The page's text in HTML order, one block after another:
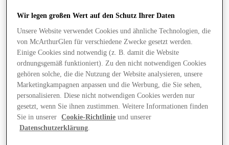
Wir legen großen Wert auf den Schutz Ihrer Daten
Unsere Website verwendet Cookies und ähnliche Technologien, die
von McArthurGlen für verschiedene Zwecke gesetzt werden.
Einige Cookies sind notwendig (z. B. damit die Website
ordnungsgemäß funktioniert). Zu den nicht notwendigen Cookies
gehören solche, die die Nutzung der Website analysieren, unsere
Marketingkampagnen anpassen und die Werbung, die Sie sehen,
personalisieren. Diese nicht notwendigen Cookies werden nur
gesetzt, wenn Sie ihnen zustimmen. Weitere Informationen finden
Sie in unserer
Cookie-Richtlinie und unserer
Datenschutzerklärung.